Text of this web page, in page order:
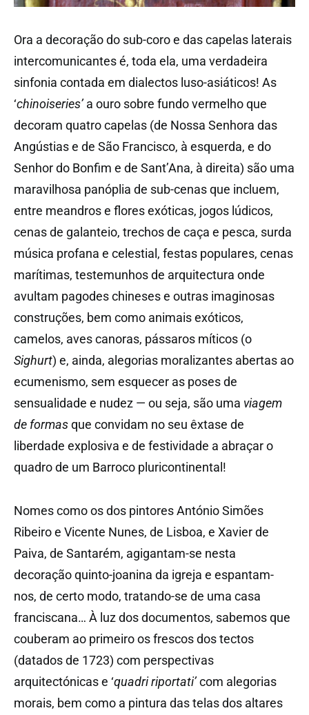
Ora a decoração do sub-coro e das capelas laterais
intercomunicantes é, toda ela, uma verdadeira
sinfonia contada em dialectos luso-asiáticos! As
‘chinoiseries’a ouro sobre fundo vermelho que
decoram quatro capelas (de Nossa Senhora das
Angústias e de São Francisco, à esquerda, e do
Senhor do Bonfim e de Sant’Ana, à direita) são uma
maravilhosa panóplia de sub-cenas que incluem,
entre meandros e flores exóticas, jogos lúdicos,
cenas de galanteio, trechos de caça e pesca, surda
música profana e celestial, festas populares, cenas
marítimas, testemunhos de arquitectura onde
avultam pagodes chineses e outras imaginosas
construções, bem como animais exóticos,
camelos, aves canoras, pássaros míticos (o
Sighurt) e, ainda, alegorias moralizantes abertas ao
ecumenismo, sem esquecer as poses de
sensualidade e nudez — ou seja, são uma viagem
de formasque convidam no seu êxtase de
liberdade explosiva e de festividade a abraçar o
quadro de um Barroco pluricontinental!
Nomes como os dos pintores António Simões
Ribeiro e Vicente Nunes, de Lisboa, e Xavier de
Paiva, de Santarém, agigantam-se nesta
decoração quinto-joanina da igreja e espantam-
nos, de certo modo, tratando-se de uma casa
franciscana… À luz dos documentos, sabemos que
couberam ao primeiro os frescos dos tectos
(datados de 1723) com perspectivas
arquitectónicas e ‘quadri riportati’com alegorias
morais, bem como a pintura das telas dos altares